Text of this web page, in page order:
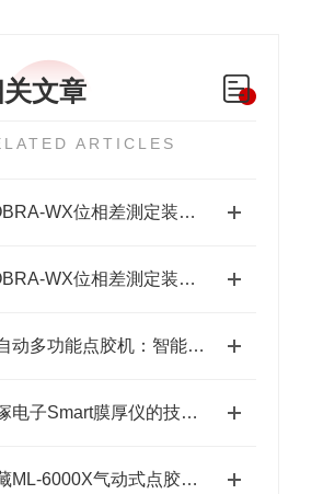
文章
ARTICLES
KOBRA-WX位相差測定装置技术原理：让“相位”变成“光强”
KOBRA-WX位相差測定装置：高精度光学相位测量的关键技术解析
全自动多功能点胶机：智能制造中的精密“画师”
大塚电子Smart膜厚仪的技术特点与应用优势
武藏ML-6000X气动式点胶机在工业中的应用前景